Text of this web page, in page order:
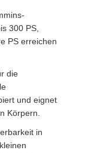
300 PS,
PS erreichen
die
und eignet
Körpern.
in